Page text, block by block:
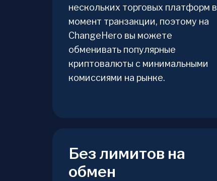
нескольких торговых платформ в
момент транзакции, поэтому на
ChangeHero вы можете
обменивать популярные
криптовалюты с минимальными
комиссиями на рынке.
Без лимитов на
обмен